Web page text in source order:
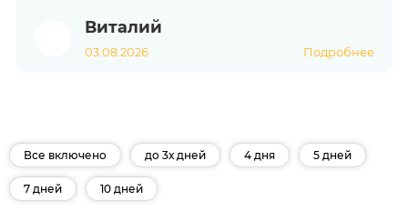
Виталий
03.08.2026 Подробнее
Все включено до 3х дней 4 дня 5 дней
7 дней 10 дней